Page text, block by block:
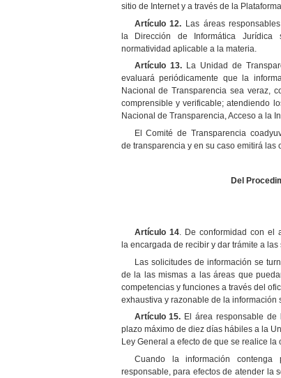
sitio de Internet y a través de la
Artículo 12. Las áreas
la Dirección de Informática
normatividad aplicable a la materia.
Artículo 13. La Unidad de
evaluará periódicamente que la
Nacional de Transparencia sea veraz,
comprensible y verificable; atendiendo
Nacional de Transparencia, Acceso a la
El Comité de Transparencia
de transparencia y en su caso emitirá
Del
Artículo 14. De conformidad con el
la encargada de recibir y dar trámite a
Las solicitudes de información se
de la las mismas a las áreas que
competencias y funciones a través del
exhaustiva y razonable de la información
Artículo 15. El área responsable
plazo máximo de diez días hábiles a la
Ley General a efecto de que se realice
Cuando la información
responsable, para efectos de atender la